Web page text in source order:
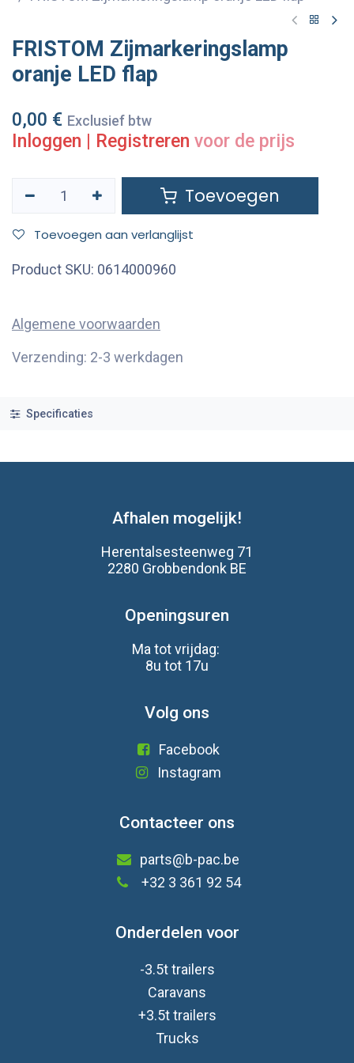
FRISTOM Zijmarkeringslamp
oranje LED flap
0,00 € Exclusief btw
Inloggen | Registreren voor de prijs
Toevoegen
Toevoegen aan verlanglijst
Product SKU: 0614000960
Algemene voorwaarden
Verzending: 2-3 werkdagen
Specificaties
Afhalen mogelijk!
Herentalsesteenweg 71
2280 Grobbendonk BE
Openingsuren
Ma tot vrijdag:
8u tot 17u
Volg ons
Facebook
Instagram
Contacteer ons
parts@b-pac.be
+32 3 361 92 54
Onderdelen voor
-3.5t trailers
Caravans
+3.5t trailers
Trucks